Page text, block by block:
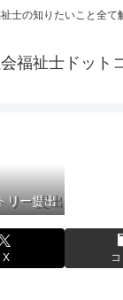
士の知りたいこと全て
福祉士ドット
リー提出
X